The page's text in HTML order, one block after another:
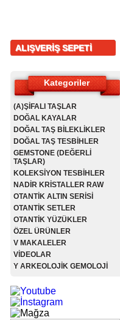
ALIŞVERİŞ SEPETİ
Kategoriler
(A)ŞİFALI TAŞLAR
DOĞAL KAYALAR
DOĞAL TAŞ BİLEKLİKLER
DOĞAL TAŞ TESBİHLER
GEMSTONE (DEĞERLİ
TAŞLAR)
KOLEKSİYON TESBİHLER
NADİR KRİSTALLER RAW
OTANTİK ALTIN SERİSİ
OTANTİK SETLER
OTANTİK YÜZÜKLER
ÖZEL ÜRÜNLER
V MAKALELER
VİDEOLAR
Y ARKEOLOJİK GEMOLOJİ